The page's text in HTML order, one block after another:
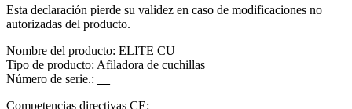
Esta declaración pierde su validez en caso de modificaciones no
autorizadas del producto.
Nombre del producto: ELITE CU
Tipo de producto: Afiladora de cuchillas
Número de serie.:
Competencias directivas CE: